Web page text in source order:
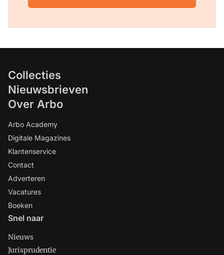
Collecties
Nieuwsbrieven
Over Arbo
Arbo Academy
Digitale Magazines
Klantenservice
Contact
Adverteren
Vacatures
Boeken
Snel naar
Nieuws
Jurisprudentie